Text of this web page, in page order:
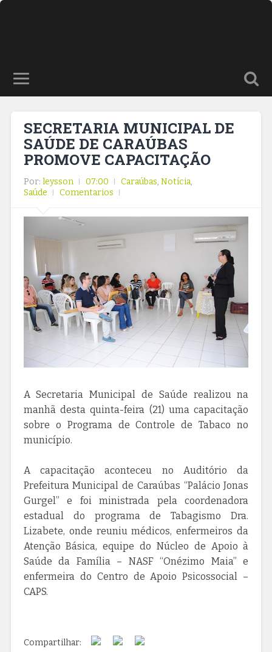
SECRETARIA MUNICIPAL DE
SAÚDE DE CARAÚBAS
PROMOVE CAPACITAÇÃO
Por: leysson 07:00 Caraúbas, Notícia,
Saúde
Comentarios
A Secretaria Municipal de Saúde realizou na
manhã desta quinta-feira (21) uma capacitação
sobre o Programa de Controle de Tabaco no
município.
A capacitação aconteceu no Auditório da
Prefeitura Municipal de Caraúbas “Palácio Jonas
Gurgel” e foi ministrada pela coordenadora
estadual do programa de Tabagismo Dra.
Lizabete, onde reuniu médicos, enfermeiros da
Atenção Básica, equipe do Núcleo de Apoio à
Saúde da Família – NASF “Onézimo Maia” e
enfermeira do Centro de Apoio Psicossocial –
CAPS.
Compartilhar: